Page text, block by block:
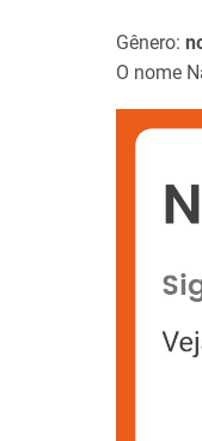
Gênero:
O nome